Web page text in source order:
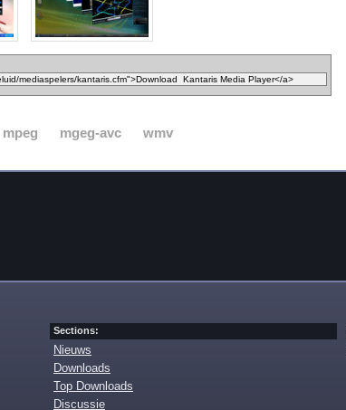
mpeg mgeg-avc wmv
Sections:
Nieuws
Downloads
Top Downloads
Discussie